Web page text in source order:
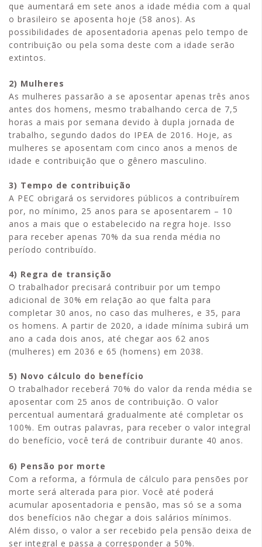
que aumentará em sete anos a idade média com a qual
o brasileiro se aposenta hoje (58 anos). As
possibilidades de aposentadoria apenas pelo tempo de
contribuição ou pela soma deste com a idade serão
extintos.
2) Mulheres
As mulheres passarão a se aposentar apenas três anos
antes dos homens, mesmo trabalhando cerca de 7,5
horas a mais por semana devido à dupla jornada de
trabalho, segundo dados do IPEA de 2016. Hoje, as
mulheres se aposentam com cinco anos a menos de
idade e contribuição que o gênero masculino.
3) Tempo de contribuição
A PEC obrigará os servidores públicos a contribuírem
por, no mínimo, 25 anos para se aposentarem – 10
anos a mais que o estabelecido na regra hoje. Isso
para receber apenas 70% da sua renda média no
período contribuído.
4) Regra de transição
O trabalhador precisará contribuir por um tempo
adicional de 30% em relação ao que falta para
completar 30 anos, no caso das mulheres, e 35, para
os homens. A partir de 2020, a idade mínima subirá um
ano a cada dois anos, até chegar aos 62 anos
(mulheres) em 2036 e 65 (homens) em 2038.
5) Novo cálculo do benefício
O trabalhador receberá 70% do valor da renda média se
aposentar com 25 anos de contribuição. O valor
percentual aumentará gradualmente até completar os
100%. Em outras palavras, para receber o valor integral
do benefício, você terá de contribuir durante 40 anos.
6) Pensão por morte
Com a reforma, a fórmula de cálculo para pensões por
morte será alterada para pior. Você até poderá
acumular aposentadoria e pensão, mas só se a soma
dos benefícios não chegar a dois salários mínimos.
Além disso, o valor a ser recebido pela pensão deixa de
ser integral e passa a corresponder a 50%.